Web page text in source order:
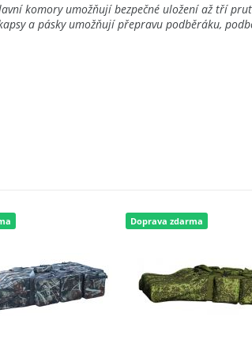
komory umožňují bezpečné uložení až tří
a pásky umožňují přepravu podběráku,
Doprava zdarma